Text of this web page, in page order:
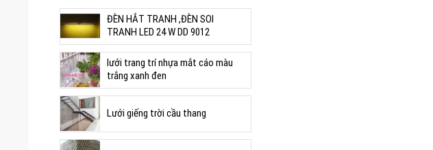
ĐÈN HẮT TRANH ,ĐÈN SOI
TRANH LED 24 W DD 9012
lưới trang trí nhựa mắt cáo màu
trắng xanh đen
Lưới giếng trời cầu thang